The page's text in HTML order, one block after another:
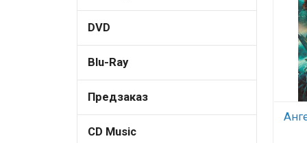
DVD
Blu-Ray
Предзаказ
CD Music